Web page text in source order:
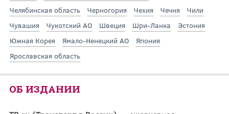
Челябинская область
Черногория Чехия Чечня
Чили
Чувашия
Чукотский АО Швеция Шри-Ланка
Эстония
Южная Корея
Ямало-Ненецкий АО
Япония
Ярославская область
ОБ ИЗДАНИИ